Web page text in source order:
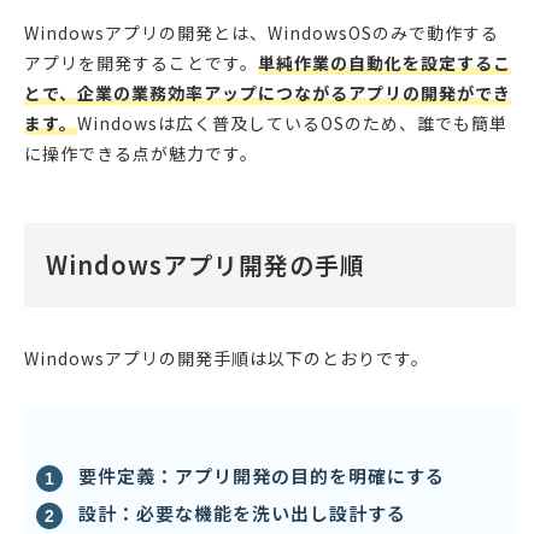
Windowsアプリの開発とは、WindowsOSのみで動作する
アプリを開発することです。 単純作業の自動化を設定するこ
とで、企業の業務効率アップにつながるアプリの開発ができ
ます。Windowsは広く普及しているOSのため、誰でも簡単
に操作できる点が魅力です。
Windowsアプリ開発の手順
Windowsアプリの開発手順は以下のとおりです。
要件定義：アプリ開発の目的を明確にする
設計：必要な機能を洗い出し設計する